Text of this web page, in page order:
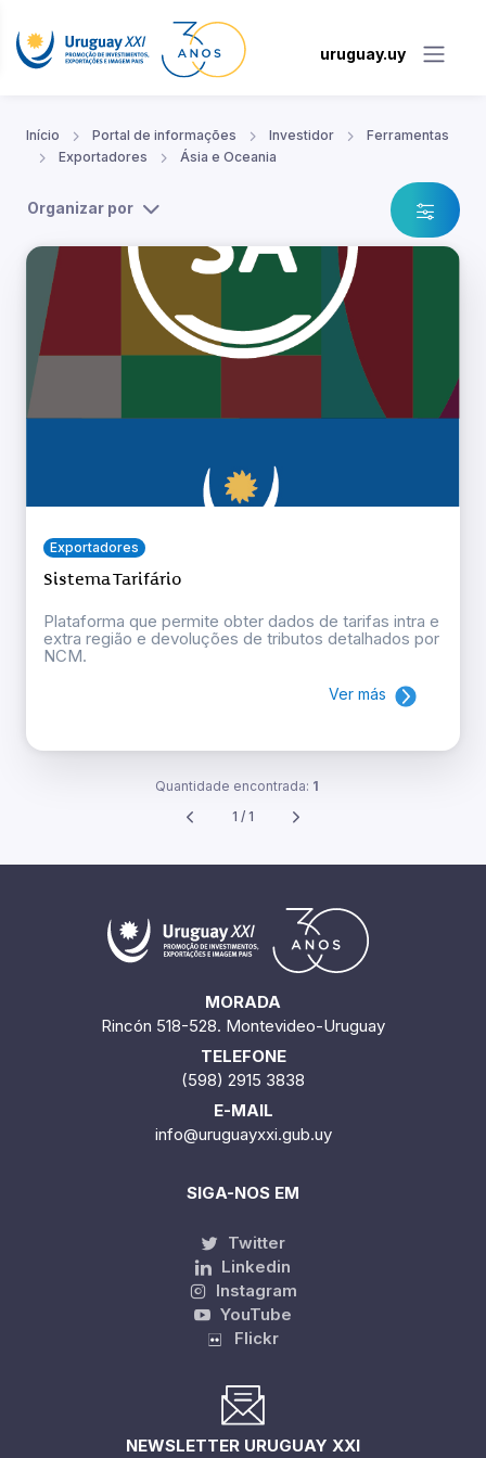
uruguay.uy
Início Portal de informações Investidor
Ferramentas
Exportadores
Ásia e Oceania
Organizar por
Exportadores
Sistema Tarifário
Plataforma que permite obter dados de tarifas intra e
extra região e devoluções de tributos detalhados por
NCM.
Ver más
Quantidade encontrada: 1
1 / 1
MORADA
Rincón 518-528. Montevideo-Uruguay
TELEFONE
(598) 2915 3838
E-MAIL
info@uruguayxxi.gub.uy
SIGA-NOS EM
Twitter
Linkedin
Instagram
YouTube
Flickr
NEWSLETTER URUGUAY XXI